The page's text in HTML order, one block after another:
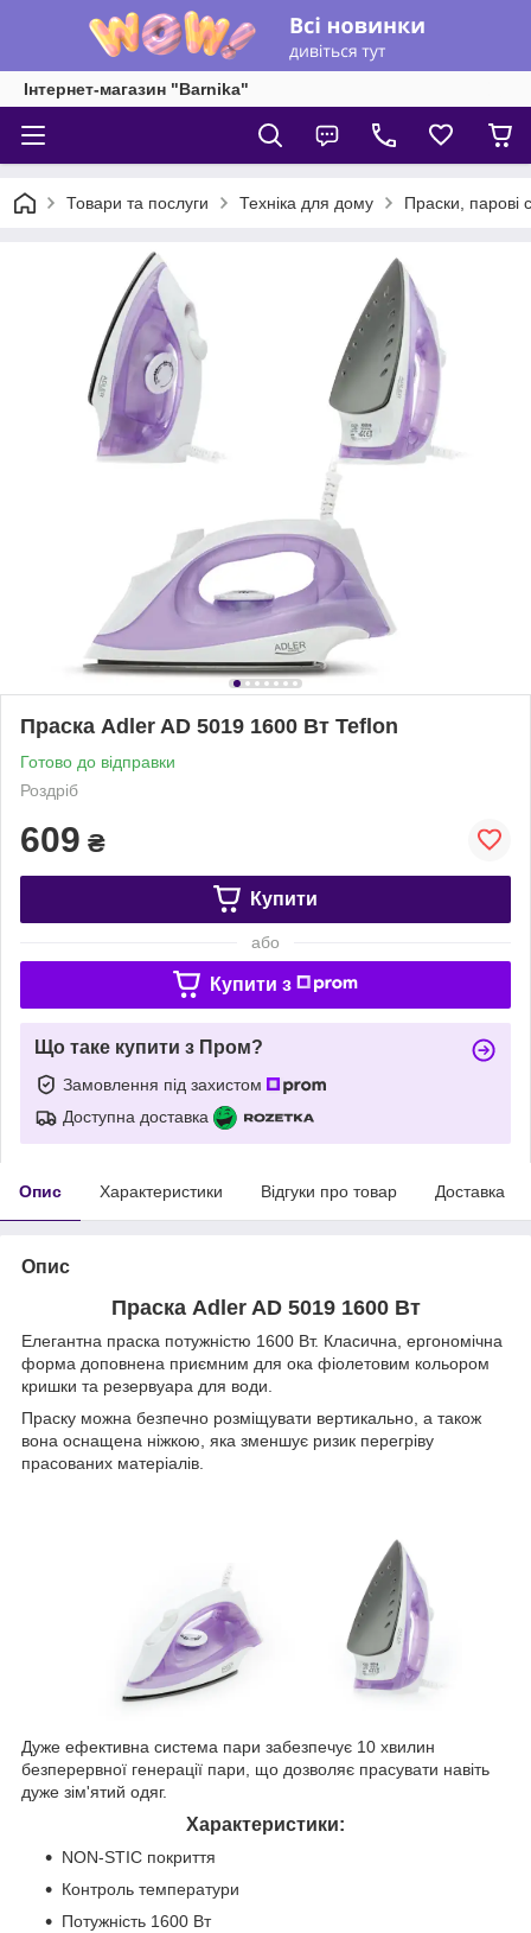
Інтернет-магазин "Barnika"
Товари та послуги Техніка для дому Праски, парові
Праска Adler AD 5019 1600 Вт Teflon
Готово до відправки
Роздріб
609 ₴
Купити
або
Купити з
Що таке купити з Пром?
Замовлення під захистом
Доступна доставка
Опис Характеристики Відгуки про товар Доставка
Опис
Праска Adler AD 5019 1600 Вт
Елегантна праска потужністю 1600 Вт. Класична, ергономічна
форма доповнена приємним для ока фіолетовим кольором
кришки та резервуара для води.
Праску можна безпечно розміщувати вертикально, а також
вона оснащена ніжкою, яка зменшує ризик перегріву
прасованих матеріалів.
Дуже ефективна система пари забезпечує 10 хвилин
безперервної генерації пари, що дозволяє прасувати навіть
дуже зім'ятий одяг.
Характеристики:
NON-STIC покриття
Контроль температури
Потужність 1600 Вт